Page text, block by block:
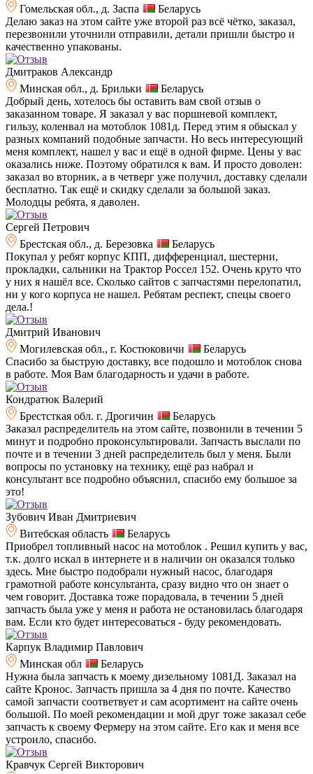
Гомельская обл., д. Заспа
Беларусь
Делаю заказ на этом сайте уже второй раз всё чётко, заказал,
перезвонили уточнили отправили, детали пришли быстро и
качественно упакованы.
Дмитраков Александр
Минская обл., д. Брильки
Беларусь
Добрый день, хотелось бы оставить вам свой отзыв о
заказанном товаре. Я заказал у вас поршневой комплект,
гильзу, коленвал на мотоблок 1081д. Перед этим я обыскал у
разных компаний подобные запчасти. Но весь интересующий
меня комплект, нашел у вас и ещё в одной фирме. Цены у вас
оказались ниже. Поэтому обратился к вам. И просто доволен:
заказал во вторник, а в четверг уже получил, доставку сделали
бесплатно. Так ещё и скидку сделали за большой заказ.
Молодцы ребята, я даволен.
Сергей Петрович
Брестская обл., д. Березовка
Беларусь
Покупал у ребят корпус КПП, дифференциал, шестерни,
прокладки, сальники на Трактор Россел 152. Очень круто что
у них я нашёл все. Сколько сайтов с запчастями перелопатил,
ни у кого корпуса не нашел. Ребятам респект, спецы своего
дела.!
Дмитрий Иванович
Могилевская обл., г. Костюковичи
Беларусь
Спасибо за быструю доставку, все подошло и мотоблок снова
в работе. Моя Вам благодарность и удачи в работе.
Кондратюк Валерий
Брестсткая обл. г. Дрогичин
Беларусь
Заказал распределитель на этом сайте, позвонили в течении 5
минут и подробно проконсультировали. Запчасть выслали по
почте и в течении 3 дней распределитель был у меня. Были
вопросы по установку на технику, ещё раз набрал и
консультант все подробно объяснил, спасибо ему большое за
это!
Зубович Иван Дмитриевич
Витебская область
Беларусь
Приобрел топливный насос на мотоблок . Решил купить у вас,
т.к. долго искал в интернете и в наличии он оказался только
здесь. Мне быстро подобрали нужный насос, благодаря
грамотной работе консультанта, сразу видно что он знает о
чем говорит. Доставка тоже порадовала, в течении 5 дней
запчасть была уже у меня и работа не остановилась благодаря
вам. Если кто будет интересоваться - буду рекомендовать.
Карпук Владимир Павлович
Минская обл
Беларусь
Нужна была запчасть к моему дизельному 1081Д. Заказал на
сайте Кронос. Запчасть пришла за 4 дня по почте. Качество
самой запчасти соответвует и сам асортимент на сайте очень
большой. По моей рекомендации и мой друг тоже заказал себе
запчасть к своему Фермеру на этом сайте. Его как и меня все
устроило, спасибо.
Кравчук Сергей Викторович